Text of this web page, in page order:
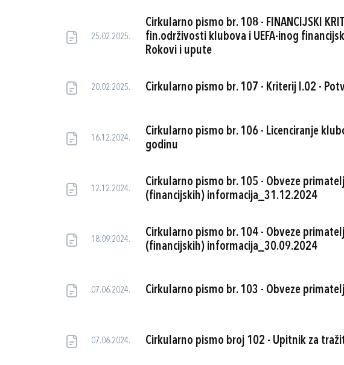
25.02.2025.
Cirkularno pismo br. 108 - FINANCIJSKI
fin.održivosti klubova i UEFA-inog
Rokovi i upute
20.02.2025. Cirkularno pismo br. 107 - Kriterij I.02 -
16.12.2024.
Cirkularno pismo br. 106 - Licenciranje
godinu
12.12.2024.
Cirkularno pismo br. 105 - Obveze
(financijskih) informacija_31.12.2024
18.09.2024.
Cirkularno pismo br. 104 - Obveze
(financijskih) informacija_30.09.2024
07.06.2024. Cirkularno pismo br. 103 - Obveze
07.06.2024. Cirkularno pismo broj 102 - Upitnik za